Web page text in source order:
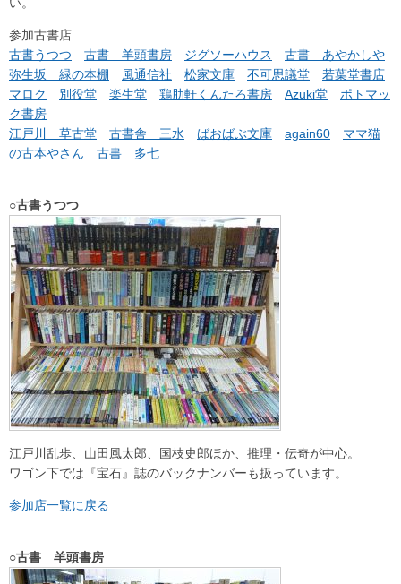
参加古書店
古書うつつ
古書 羊頭書房 ジグソーハウス
古書 あやかしや
弥生坂 緑の本棚
風通信社 松家文庫 不可思議堂
若葉堂書店
マロク
別役堂 楽生堂 鶏肋軒くんたろ書房 Azuki堂
ポトマッ
ク書房
江戸川 草古堂
古書舎 三水 ばおばぶ文庫 again60
ママ猫
の古本やさん
古書 多七
○古書うつつ
江戸川乱歩、山田風太郎、国枝史郎ほか、推理・伝奇が中心。
ワゴン下では『宝石』誌のバックナンバーも扱っています。
参加店一覧に戻る
○古書 羊頭書房